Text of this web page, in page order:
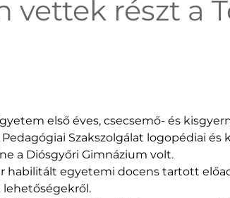
vettek részt a
első éves, csecsemő- és
Szakszolgálat logopédiai
a Diósgyőri Gimnázium volt.
habilitált egyetemi docens tartott
lehetőségekről.